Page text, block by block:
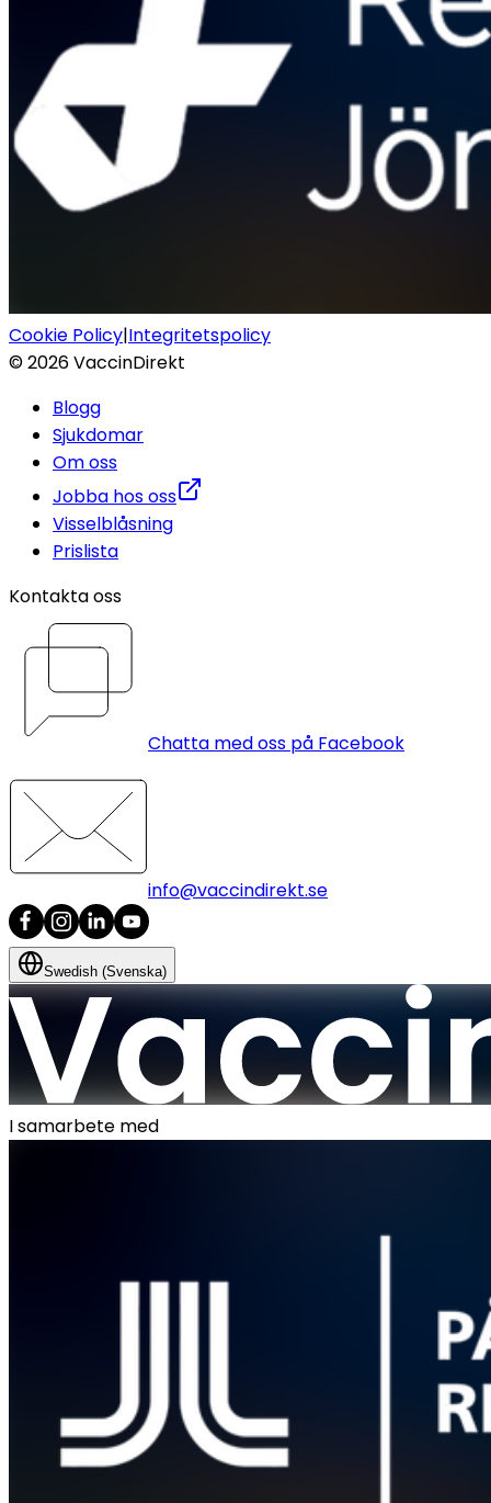
Cookie Policy|Integritetspolicy
©2026VaccinDirekt
Blogg
Sjukdomar
Om oss
Jobba hos oss
Visselblåsning
Prislista
Kontakta oss
Chatta med oss på Facebook
info@vaccindirekt.se
Swedish (Svenska)
I samarbete med